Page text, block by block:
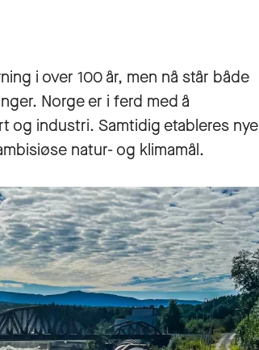
i over 100 år, men nå står både
Norge er i ferd med å
og industri. Samtidig etableres nye
natur- og klimamål.